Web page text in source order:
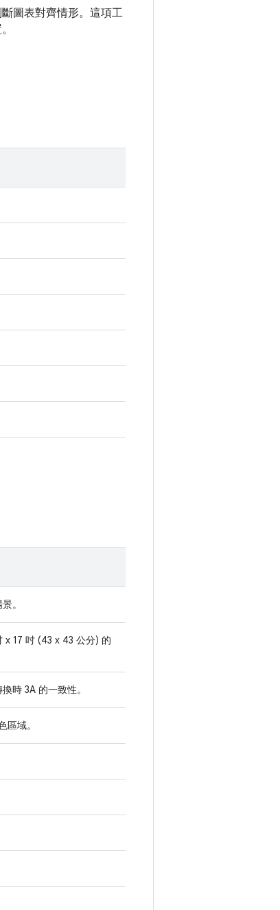
圖表對齊情形。這項工
。
x 17 吋 (43 x 43 公分) 的
時 3A 的一致性。
域。